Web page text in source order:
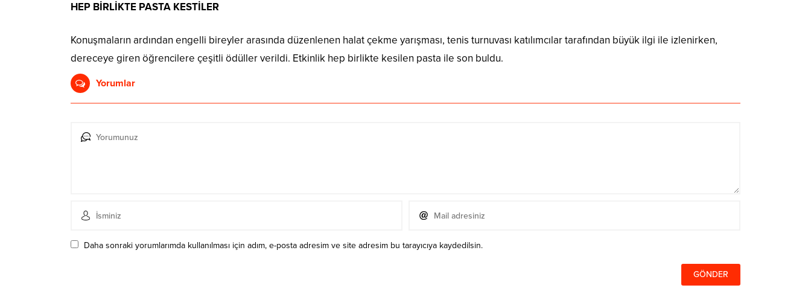
HEP BİRLİKTE PASTA KESTİLER
Konuşmaların ardından engelli bireyler arasında düzenlenen halat çekme yarışması, tenis turnuvası katılımcılar tarafından büyük ilgi ile izlenirken,
dereceye giren öğrencilere çeşitli ödüller verildi. Etkinlik hep birlikte kesilen pasta ile son buldu.
Yorumlar
Daha sonraki yorumlarımda kullanılması için adım, e-posta adresim ve site adresim bu tarayıcıya kaydedilsin.